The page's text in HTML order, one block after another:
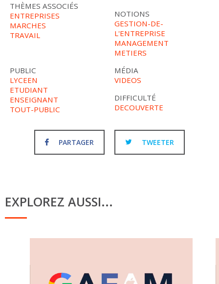
THÈMES ASSOCIÉS
ENTREPRISES
MARCHES
TRAVAIL
NOTIONS
GESTION-DE-
L'ENTREPRISE
MANAGEMENT
METIERS
PUBLIC
LYCEEN
ETUDIANT
ENSEIGNANT
TOUT-PUBLIC
MÉDIA
VIDEOS
DIFFICULTÉ
DECOUVERTE
PARTAGER TWEETER
EXPLOREZ AUSSI...